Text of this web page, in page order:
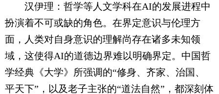
汉伊理：哲学等人文学科在AI的发展进程中
扮演着不可或缺的角色。在界定意识与伦理方
面，人类对自身意识的理解尚存在诸多未知领
域，这使得AI的道德边界难以明确界定。中国哲
学经典《大学》所强调的“修身、齐家、治国、
平天下”，以及老子主张的“道法自然”，都深刻体